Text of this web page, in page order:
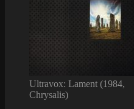
Ultravox: Lament (1984,
Chrysalis)